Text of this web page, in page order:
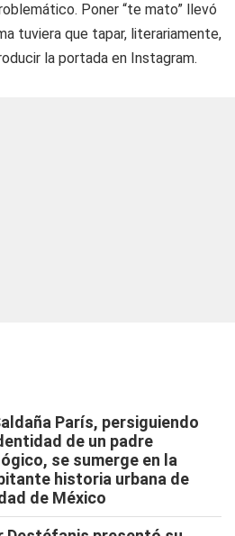
Poner “te mato” llevó
tuviera que tapar, literariamente,
la portada en Instagram.
París, persiguiendo
de un padre
se sumerge en la
historia urbana de
de México